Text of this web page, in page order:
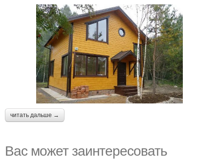
читать дальше →
Вас может заинтересовать